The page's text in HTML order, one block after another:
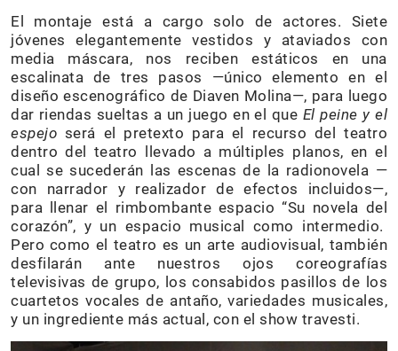
El montaje está a cargo solo de actores. Siete
jóvenes elegantemente vestidos y ataviados con
media máscara, nos reciben estáticos en una
escalinata de tres pasos —único elemento en el
diseño escenográfico de Diaven Molina—, para luego
dar riendas sueltas a un juego en el que El peine y el
espejo será el pretexto para el recurso del teatro
dentro del teatro llevado a múltiples planos, en el
cual se sucederán las escenas de la radionovela —
con narrador y realizador de efectos incluidos—,
para llenar el rimbombante espacio “Su novela del
corazón”, y un espacio musical como intermedio.
Pero como el teatro es un arte audiovisual, también
desfilarán ante nuestros ojos coreografías
televisivas de grupo, los consabidos pasillos de los
cuartetos vocales de antaño, variedades musicales,
y un ingrediente más actual, con el show travesti.